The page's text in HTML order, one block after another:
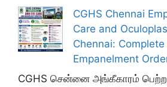
CGHS Chennai
Care and
Chennai:
Empanelment
CGHS சென்னை அங்கீகாரம்